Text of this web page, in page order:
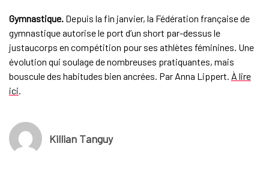
Gymnastique.Depuis la fin janvier, la Fédération française de
gymnastique autorise le port d’un short par-dessus le
justaucorps en compétition pour ses athlètes féminines. Une
évolution qui soulage de nombreuses pratiquantes, mais
bouscule des habitudes bien ancrées. Par Anna Lippert. À lire
ici.
Killian Tanguy